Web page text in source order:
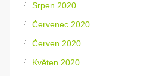
Srpen 2020
Červenec 2020
Červen 2020
Květen 2020